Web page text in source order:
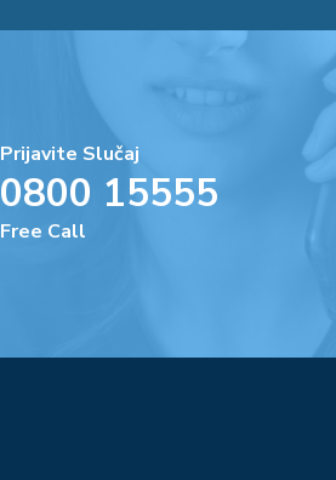
Prijavite Slučaj
0800 15555
Free Call